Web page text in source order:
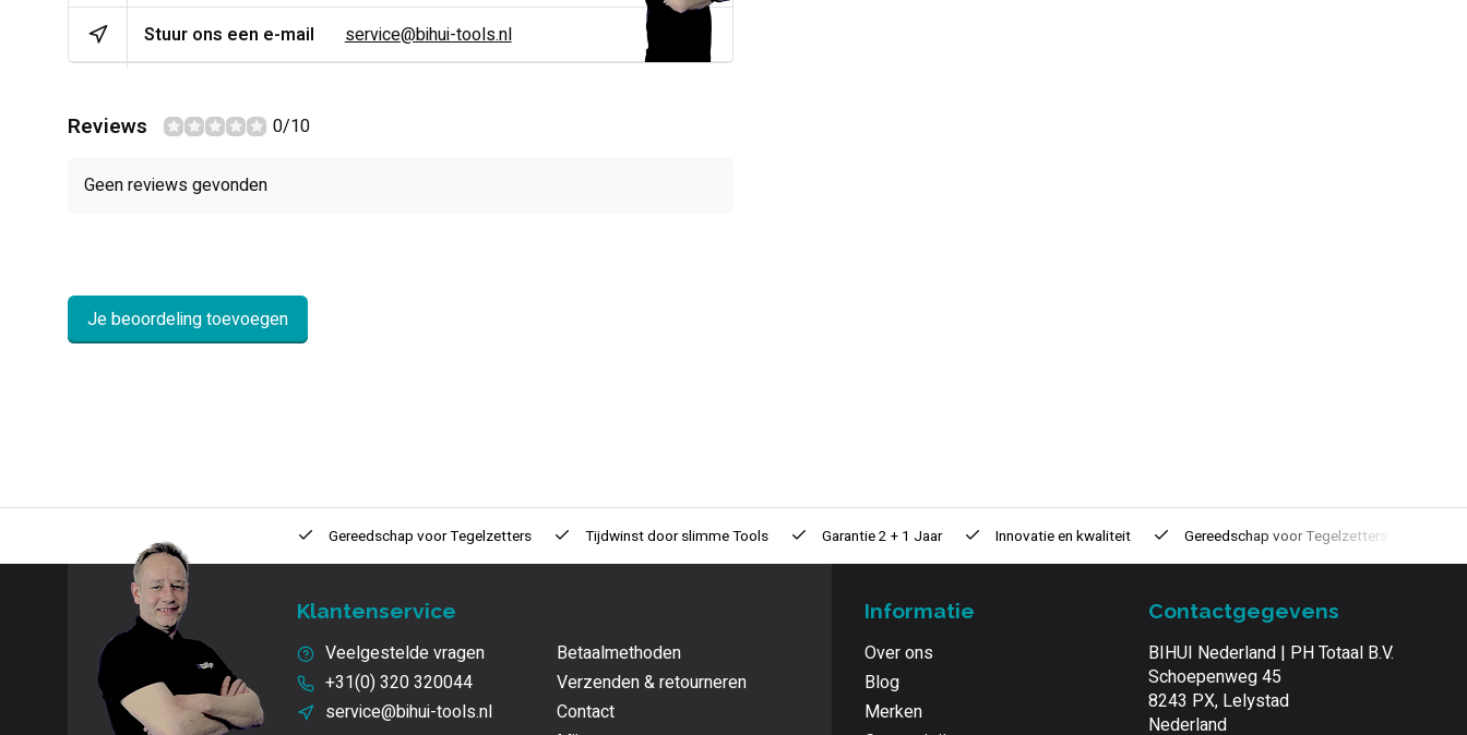
Stuur ons een e-mail service@bihui-tools.nl
Reviews 0/10
Geen reviews gevonden
Je beoordeling toevoegen
Innovatie Gereedschap voorTegelzetters Tijdwinst doorslimme Tools Garantie2 + 1 Jaar Innovatieen kwaliteit Gereedschap voorTegelzetters
Klantenservice
Veelgestelde vragen
+31(0) 320 320044
service@bihui-tools.nl
Betaalmethoden
Verzenden & retourneren
Contact
Informatie
Over ons
Blog
Merken
Contactgegevens
BIHUI Nederland | PH Totaal B.V.
Schoepenweg 45
8243 PX, Lelystad
Nederland